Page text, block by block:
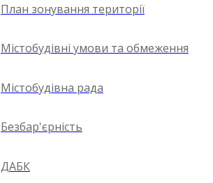
План зонування території
Містобудівні умови та обмеження
Містобудівна рада
Безбар'єрність
ДАБК